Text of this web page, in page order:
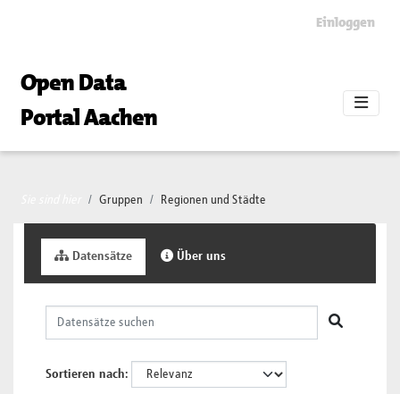
Einloggen
Open Data
Portal Aachen
Gruppen Regionen und Städte
Datensätze Über uns
Sortieren nach